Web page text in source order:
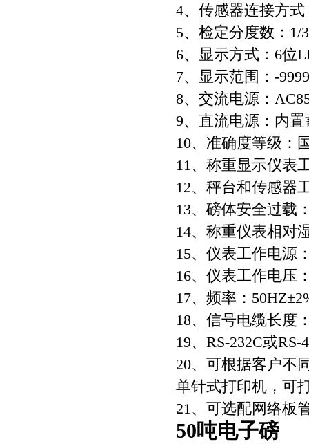
4、传感器连接方式
5、检定分度数：1/
6、显示方式：6位
7、显示范围：-
8、交流电源：
9、直流电源：内
10、准确度等级：
11、称重显示仪表
12、秤台和传感
13、磅体安全过载
14、称重仪表相对
15、仪表工作电源
16、仪表工作电压
17、频率：
18、信号电缆长度
19、RS-232C或
20、可根据客户不
单针式打印机，可
21、可选配网络板
50吨电子磅